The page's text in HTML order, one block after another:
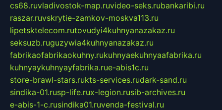
cs68.ruvladivostok-map.ruvideo-seks.rubankaribi.ru
raszar.ruvskrytie-zamkov-moskva113.ru
lipetsktelecom.rutovudyi4kuhnyanazakaz.ru
seksuzb.ruguzywia4kuhnyanazakaz.ru
fabrikaofabrikaokuhny.rukuhnyaekuhnyaafabrika.ru
kuhnyaykuhnyayfabrika.rue-abis1c.ru
store-brawl-stars.rukts-services.rudark-sand.ru
sindika-01.rusp-life.rux-legion.rusib-archives.ru
e-abis-1-c.rusindika01.ruvenda-festival.ru